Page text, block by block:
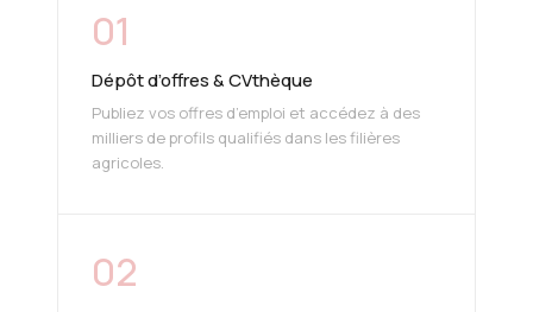
01
Dépôt d’offres & CVthèque
Publiez vos offres d’emploi et accédez à des
milliers de profils qualifiés dans les filières
agricoles.
02